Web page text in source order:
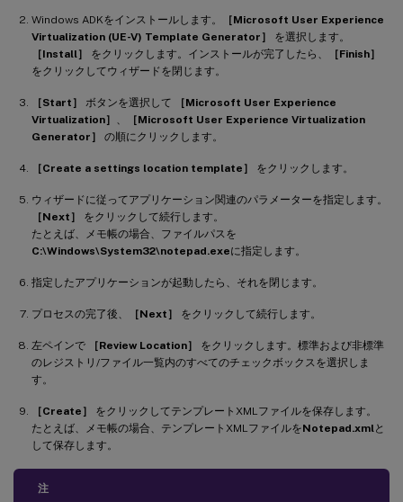
Windows ADKをインストールします。
［Microsoft User Experience
Virtualization (UE-V) Template Generator］
を選択します。
［Install］
をクリックします。インストールが完了したら、
［Finish］
をクリックしてウィザードを閉じます。
［Start］ ボタンを選択して
［Microsoft User Experience
Virtualization］
［Microsoft User Experience Virtualization
Generator］
の順にクリックします。
［Create a settings location template］ をクリックします。
ウィザードに従ってアプリケーション関連のパラメーターを指定します。
［Next］
をクリックして続行します。
たとえば、メモ帳の場合、ファイルパスを
C:\Windows\System32\notepad.exeに指定します。
指定したアプリケーションが起動したら、それを閉じます。
プロセスの完了後、 ［Next］ をクリックして続行します。
左ペインで ［Review Location］
をクリックします。標準および非標準
のレジストリ/ファイル一覧内のすべてのチェックボックスを選択しま
す。
［Create］
をクリックしてテンプレートXMLファイルを保存します。
たとえば、メモ帳の場合、テンプレートXMLファイルをNotepad.xml と
して保存します。
注